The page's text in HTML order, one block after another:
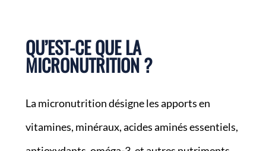
QU’EST-CE QUE LA
MICRONUTRITION ?
La micronutrition désigne les apports en
vitamines, minéraux, acides aminés essentiels,